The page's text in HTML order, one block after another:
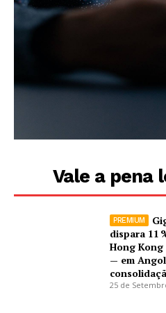
Vale a pena
dispara 11
Hong
— em
25 de